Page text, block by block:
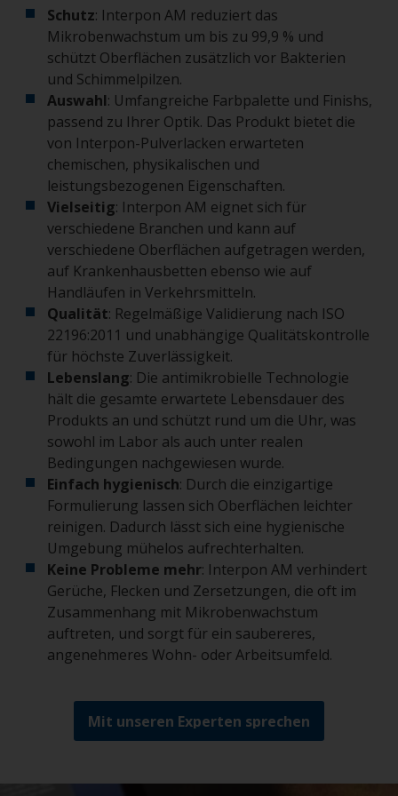
Schutz: Interpon AM reduziert das
Mikrobenwachstum um bis zu 99,9 % und
schützt Oberflächen zusätzlich vor Bakterien
und Schimmelpilzen.
Auswahl: Umfangreiche Farbpalette und Finishs,
passend zu Ihrer Optik. Das Produkt bietet die
von Interpon-Pulverlacken erwarteten
chemischen, physikalischen und
leistungsbezogenen Eigenschaften.
Vielseitig: Interpon AM eignet sich für
verschiedene Branchen und kann auf
verschiedene Oberflächen aufgetragen werden,
auf Krankenhausbetten ebenso wie auf
Handläufen in Verkehrsmitteln.
Qualität: Regelmäßige Validierung nach ISO
22196:2011 und unabhängige Qualitätskontrolle
für höchste Zuverlässigkeit.
Lebenslang: Die antimikrobielle Technologie
hält die gesamte erwartete Lebensdauer des
Produkts an und schützt rund um die Uhr, was
sowohl im Labor als auch unter realen
Bedingungen nachgewiesen wurde.
Einfach hygienisch: Durch die einzigartige
Formulierung lassen sich Oberflächen leichter
reinigen. Dadurch lässt sich eine hygienische
Umgebung mühelos aufrechterhalten.
Keine Probleme mehr: Interpon AM verhindert
Gerüche, Flecken und Zersetzungen, die oft im
Zusammenhang mit Mikrobenwachstum
auftreten, und sorgt für ein saubereres,
angenehmeres Wohn- oder Arbeitsumfeld.
Mit unseren Experten sprechen